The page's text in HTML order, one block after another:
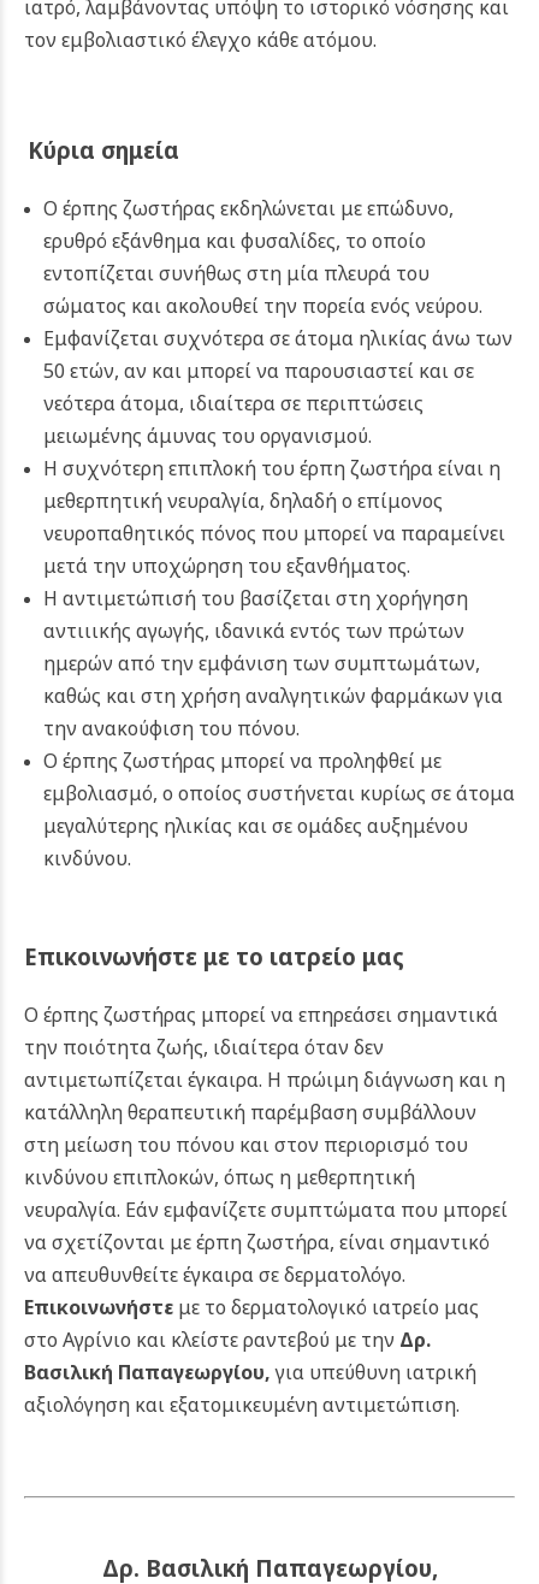
ιατρό, λαμβάνοντας υπόψη το ιστορικό νόσησης και
τον εμβολιαστικό έλεγχο κάθε ατόμου.
Κύρια σημεία
Ο έρπης ζωστήρας εκδηλώνεται με επώδυνο,
ερυθρό εξάνθημα και φυσαλίδες, το οποίο
εντοπίζεται συνήθως στη μία πλευρά του
σώματος και ακολουθεί την πορεία ενός νεύρου.
Εμφανίζεται συχνότερα σε άτομα ηλικίας άνω των
50 ετών, αν και μπορεί να παρουσιαστεί και σε
νεότερα άτομα, ιδιαίτερα σε περιπτώσεις
μειωμένης άμυνας του οργανισμού.
Η συχνότερη επιπλοκή του έρπη ζωστήρα είναι η
μεθερπητική νευραλγία, δηλαδή ο επίμονος
νευροπαθητικός πόνος που μπορεί να παραμείνει
μετά την υποχώρηση του εξανθήματος.
Η αντιμετώπισή του βασίζεται στη χορήγηση
αντιιικής αγωγής, ιδανικά εντός των πρώτων
ημερών από την εμφάνιση των συμπτωμάτων,
καθώς και στη χρήση αναλγητικών φαρμάκων για
την ανακούφιση του πόνου.
Ο έρπης ζωστήρας μπορεί να προληφθεί με
εμβολιασμό, ο οποίος συστήνεται κυρίως σε άτομα
μεγαλύτερης ηλικίας και σε ομάδες αυξημένου
κινδύνου.
Επικοινωνήστε με το ιατρείο μας
Ο έρπης ζωστήρας μπορεί να επηρεάσει σημαντικά
την ποιότητα ζωής, ιδιαίτερα όταν δεν
αντιμετωπίζεται έγκαιρα. Η πρώιμη διάγνωση και η
κατάλληλη θεραπευτική παρέμβαση συμβάλλουν
στη μείωση του πόνου και στον περιορισμό του
κινδύνου επιπλοκών, όπως η μεθερπητική
νευραλγία. Εάν εμφανίζετε συμπτώματα που μπορεί
να σχετίζονται με έρπη ζωστήρα, είναι σημαντικό
να απευθυνθείτε έγκαιρα σε δερματολόγο.
Επικοινωνήστε με το δερματολογικό ιατρείο μας
στο Αγρίνιο και κλείστε ραντεβού με την Δρ.
Βασιλική Παπαγεωργίου,για υπεύθυνη ιατρική
αξιολόγηση και εξατομικευμένη αντιμετώπιση.
Δρ. Βασιλική Παπαγεωργίου,